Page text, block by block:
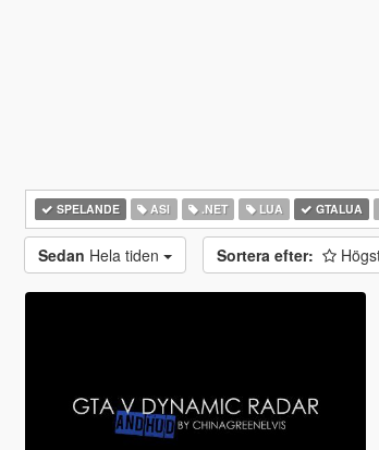
SPELANDE ASI .NET LUA GTALUA
Sedan Hela tiden Sortera efter: